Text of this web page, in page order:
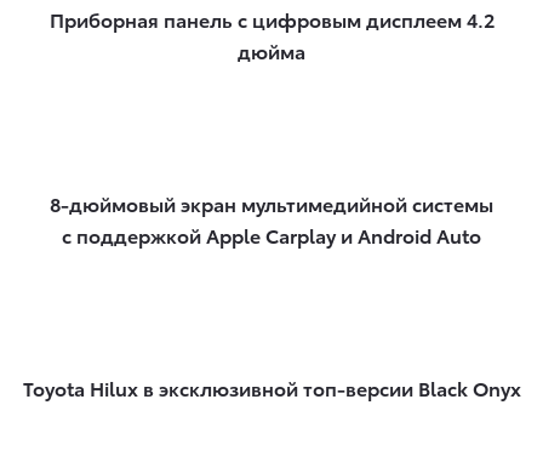
Приборная панель с цифровым дисплеем 4.2
дюйма
8-дюймовый экран мультимедийной системы
с поддержкой Apple Carplay и Android Auto
Toyota Hilux в эксклюзивной топ-версии Black Onyx